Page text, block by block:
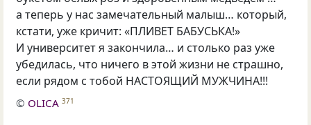
а теперь у нас замечательный малыш… который,
кстати, уже кричит: «ПЛИВЕТ БАБУСЬКА!»
И университет я закончила… и столько раз уже
убедилась, что ничего в этой жизни не страшно,
если рядом с тобой НАСТОЯЩИЙ МУЖЧИНА!!!
© OLICA 371